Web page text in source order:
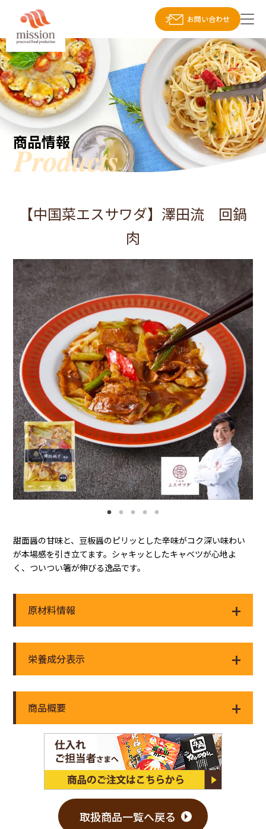
お問い合わせ
商品情報
【中国菜エスサワダ】澤田流 回鍋
肉
甜面醤の甘味と、豆板醤のピリッとした辛味がコク深い味わい
が本場感を引き立てます。シャキッとしたキャベツが心地よ
く、ついつい箸が伸びる逸品です。
原材料情報
栄養成分表示
商品概要
取扱商品一覧へ戻る